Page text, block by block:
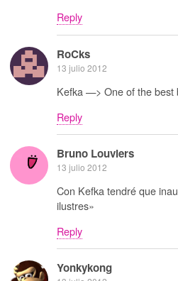
Reply
RoCks
13 julio 2012
Kefka —> One of the best
Reply
Bruno Louviers
13 julio 2012
Con Kefka tendré que
ilustres»
Reply
Yonkykong